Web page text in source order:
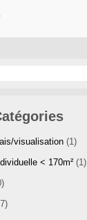
visualisation (1)
< 170m² (1)